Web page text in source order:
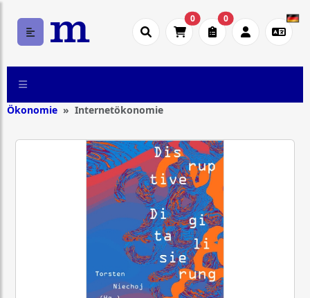
0 0
Ökonomie Internetökonomie